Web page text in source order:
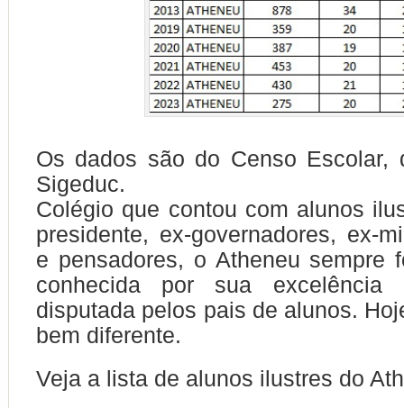
Os dados são do Censo Escolar,
Sigeduc.
Colégio que contou com alunos
presidente, ex-governadores, ex-
e pensadores, o Atheneu sempre
conhecida por sua
disputada pelos pais de alunos.
bem diferente.
Veja a lista de alunos ilustres do